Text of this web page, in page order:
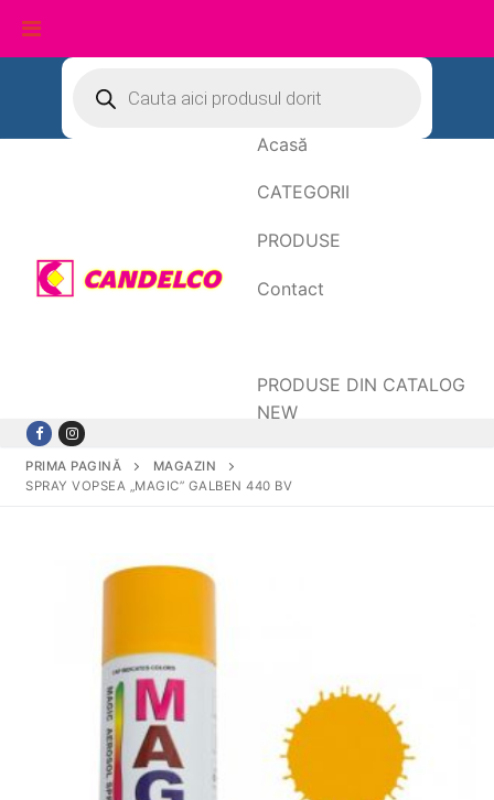
conținut
search
Acasă
CATEGORII
PRODUSE
Contact
PRODUSE DIN CATALOG
NEW
PRIMA PAGINĂ
MAGAZIN
SPRAY VOPSEA „MAGIC” GALBEN 440 BV